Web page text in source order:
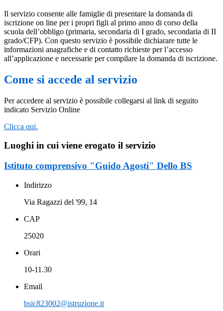
Il servizio consente alle famiglie di presentare la domanda di
iscrizione on line per i propri figli al primo anno di corso della
scuola dell’obbligo (primaria, secondaria di I grado, secondaria di II
grado/CFP). Con questo servizio è possibile dichiarare tutte le
informazioni anagrafiche e di contatto richieste per l’accesso
all’applicazione e necessarie per compilare la domanda di iscrizione.
Come si accede al servizio
Per accedere al servizio è possibile collegarsi al link di seguito
indicato Servizio Online
Clicca qui.
Luoghi in cui viene erogato il servizio
Istituto comprensivo "Guido Agosti" Dello BS
Indirizzo
Via Ragazzi del '99, 14
CAP
25020
Orari
10-11.30
Email
bsic823002@istruzione.it